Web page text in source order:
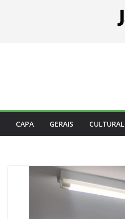
CAPA GERAIS CULTURAL